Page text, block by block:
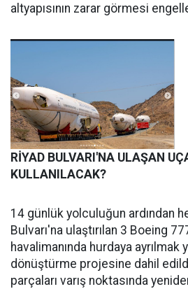
altyapısının zarar görmesi
RİYAD BULVARI'NA ULAŞAN
KULLANILACAK?
14 günlük yolculuğun ardından
Bulvarı'na ulaştırılan 3 Boeing
havalimanında hurdaya ayrılmak
dönüştürme projesine dahil
parçaları varış noktasında